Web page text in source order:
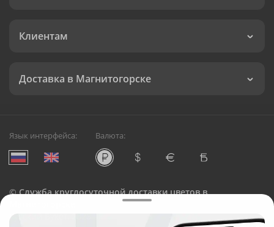
Клиентам
Доставка в Магнитогорске
Язык интерфейса: Валюта:
©Служба круглосуточной доставки цветов в
Русский Букет, 2026